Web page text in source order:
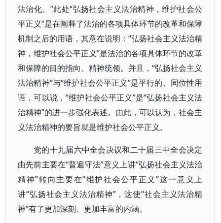
法治化。”此处“弘扬社会主义法治精神，维护社会公
平正义”是在阐释了法治的各项具体环节的改革和保障
机制之后的用语，其意在说明：“弘扬社会主义法治精
神，维护社会公平正义”是法治的各项具体环节的改革
和保障的目的指向、精神统领。并且，“弘扬社会主义
法治精神”与“维护社会公平正义”是平行的、同位性用
语，可以说，“维护社会公平正义”是“弘扬社会主义法
治精神”的进一步强化表述。由此，可以认为，社会主
义法治精神的要旨就是维护社会公平正义。
党的十九届六中全会决议和二十届三中全会决定
由先前主要在“普遍守法”意义上讲“弘扬社会主义法治
精神”转向主要在“维护社会公平正义”这一意义上
讲“弘扬社会主义法治精神”，这使“社会主义法治精
神”有了更加深刻、更加丰富的内涵。